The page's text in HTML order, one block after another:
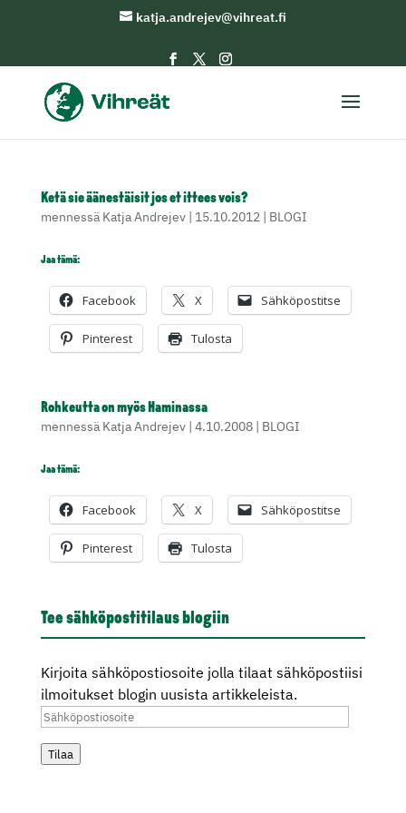
katja.andrejev@vihreat.fi
Ketä sie äänestäisit jos et ittees vois?
mennessä Katja Andrejev| 15.10.2012 | BLOGI
Jaa tämä:
Facebook X Sähköpostitse
Pinterest Tulosta
Rohkeutta on myös Haminassa
mennessä Katja Andrejev| 4.10.2008| BLOGI
Jaa tämä:
Facebook X Sähköpostitse
Pinterest Tulosta
Tee sähköpostitilaus blogiin
Kirjoita sähköpostiosoite jolla tilaat sähköpostiisi
ilmoitukset blogin uusista artikkeleista.
Sähköpostiosoite
Tilaa